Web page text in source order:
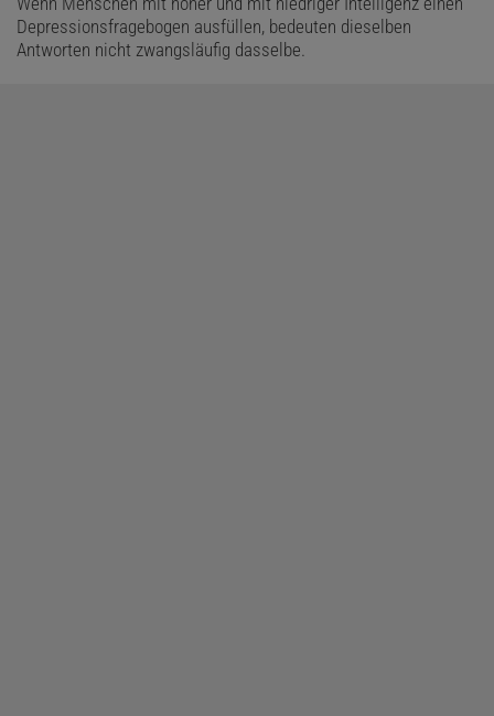
Depressionsfragebogen ausfüllen, bedeuten dieselben
Antworten nicht zwangsläufig dasselbe.